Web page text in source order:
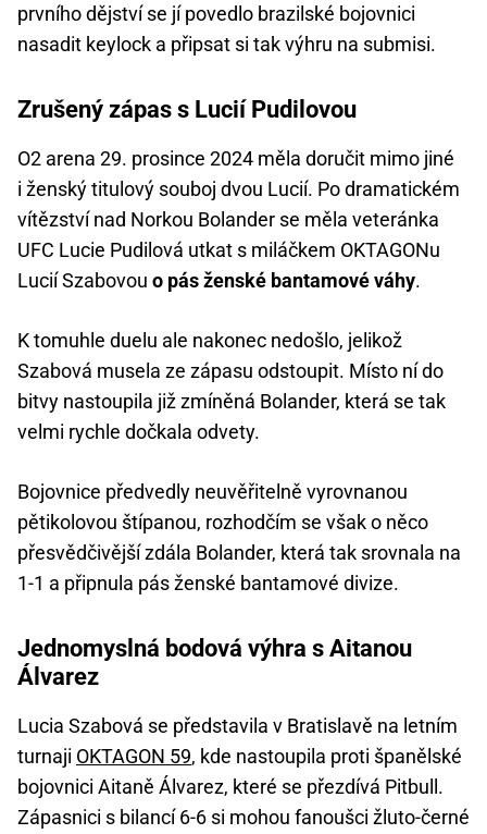
prvního dějství se jí povedlo brazilské bojovnici
nasadit keylock a připsat si tak výhru na submisi.
Zrušený zápas s Lucií Pudilovou
O2 arena 29. prosince 2024 měla doručit mimo jiné
i ženský titulový souboj dvou Lucií. Po dramatickém
vítězství nad Norkou Bolander se měla veteránka
UFC Lucie Pudilová utkat s miláčkem OKTAGONu
Lucií Szabovou o pás ženské bantamové váhy.
K tomuhle duelu ale nakonec nedošlo, jelikož
Szabová musela ze zápasu odstoupit. Místo ní do
bitvy nastoupila již zmíněná Bolander, která se tak
velmi rychle dočkala odvety.
Bojovnice předvedly neuvěřitelně vyrovnanou
pětikolovou štípanou, rozhodčím se však o něco
přesvědčivější zdála Bolander, která tak srovnala na
1-1 a připnula pás ženské bantamové divize.
Jednomyslná bodová výhra s Aitanou
Álvarez
Lucia Szabová se představila v Bratislavě na letním
turnaji OKTAGON 59, kde nastoupila proti španělské
bojovnici Aitaně Álvarez, které se přezdívá Pitbull.
Zápasnici s bilancí 6-6 si mohou fanoušci žluto-černé